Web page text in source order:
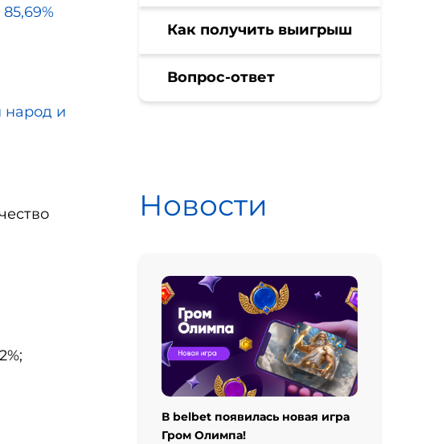
народ и
Как получить выигрыш
Вопрос-ответ
Новости
В belbet появилась новая игра
Гром Олимпа!